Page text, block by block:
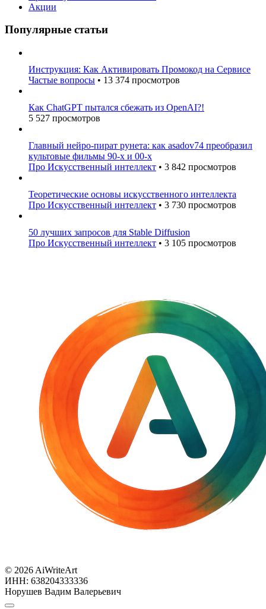
Акции
Популярные статьи
Инструкция: Как Активировать Промокод на Сервисе
Частые вопросы • 13 374 просмотров
Как ChatGPT пытался сбежать из OpenAI?!
5 527 просмотров
Главный нейро-пират рунета: как asadov74 преобразил
культовые фильмы 90-х и 00-х
Про Искусственный интеллект • 3 842 просмотров
Теоретические основы искусственного интеллекта
Про Искусственный интеллект • 3 730 просмотров
50 лучших запросов для Stable Diffusion
Про Искусственный интеллект • 3 105 просмотров
© 2026 AiWriteArt
ИНН: 638204333336
Норушев Вадим Валерьевич